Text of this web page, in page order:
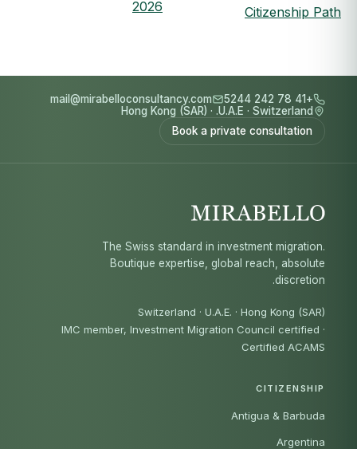
Citizenship Path
2026
+41 78 242 5244
mail@mirabelloconsultancy.com
Switzerland
·
U.A.E.
·
Hong Kong (SAR)
Book a private consultation
The Swiss standard in investment migration.
Boutique expertise, global reach, absolute
discretion.
Switzerland · U.A.E. · Hong Kong (SAR)
IMC member, Investment Migration Council certified ·
Certified ACAMS
CITIZENSHIP
Antigua & Barbuda
Argentina